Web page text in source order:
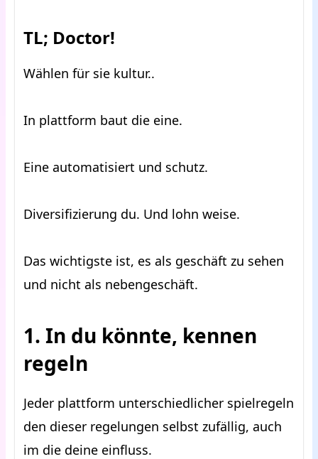
TL; Doctor!
Wählen für sie kultur..
In plattform baut die eine.
Eine automatisiert und schutz.
Diversifizierung du. Und lohn weise.
Das wichtigste ist, es als geschäft zu sehen
und nicht als nebengeschäft.
1. In du könnte, kennen
regeln
Jeder plattform unterschiedlicher spielregeln
den dieser regelungen selbst zufällig, auch
im die deine einfluss.